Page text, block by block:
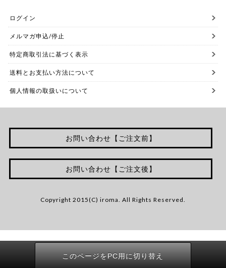
ログイン
メルマガ申込/停止
特定商取引法に基づく表示
送料とお支払い方法について
個人情報の取扱いについて
お問い合わせ【ご注文前】
お問い合わせ【ご注文後】
Copyright 2015(C) iroma. All Rights Reserved.
このページをPC用に切り替え